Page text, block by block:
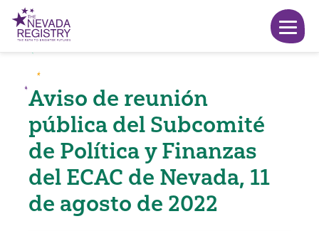
Aviso de reunión
pública del Subcomité
de Política y Finanzas
del ECAC de Nevada, 11
de agosto de 2022